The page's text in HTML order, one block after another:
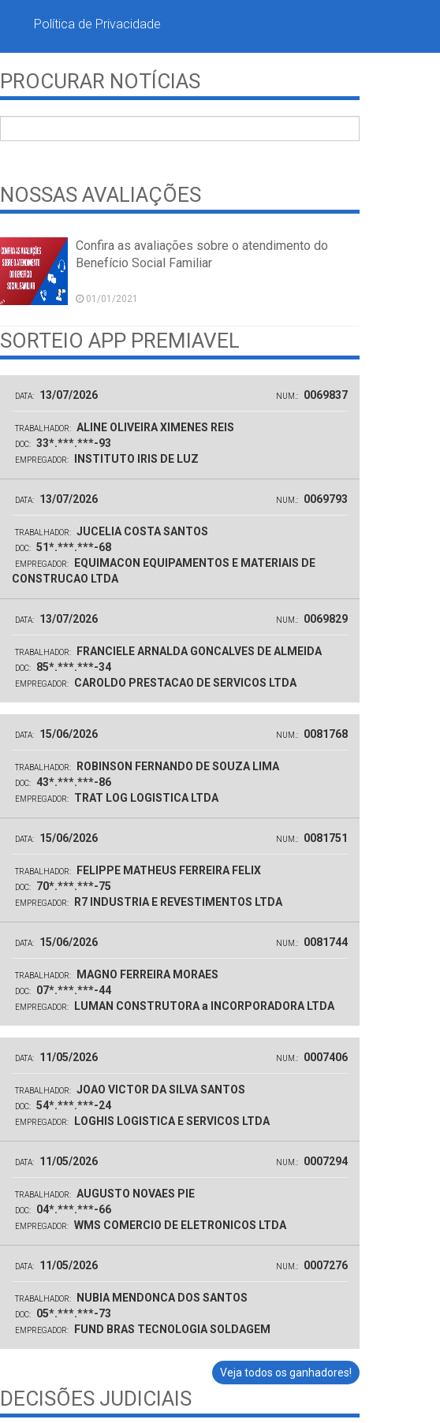
Política de Privacidade
PROCURAR NOTÍCIAS
NOSSAS AVALIAÇÕES
Confira as avaliações sobre o atendimento do
Benefício Social Familiar
01/01/2021
SORTEIO APP PREMIAVEL
DATA: 13/07/2026 NUM.: 0069837
TRABALHADOR: ALINE OLIVEIRA XIMENES REIS
DOC: 33*.***.***-93
EMPREGADOR: INSTITUTO IRIS DE LUZ
DATA: 13/07/2026 NUM.: 0069793
TRABALHADOR: JUCELIA COSTA SANTOS
DOC: 51*.***.***-68
EMPREGADOR:
EQUIMACON EQUIPAMENTOS E MATERIAIS DE
CONSTRUCAO LTDA
DATA: 13/07/2026 NUM.: 0069829
TRABALHADOR: FRANCIELE ARNALDA GONCALVES DE ALMEIDA
DOC: 85*.***.***-34
EMPREGADOR: CAROLDO PRESTACAO DE SERVICOS LTDA
DATA: 15/06/2026 NUM.: 0081768
TRABALHADOR: ROBINSON FERNANDO DE SOUZA LIMA
DOC: 43*.***.***-86
EMPREGADOR: TRAT LOG LOGISTICA LTDA
DATA: 15/06/2026 NUM.: 0081751
TRABALHADOR: FELIPPE MATHEUS FERREIRA FELIX
DOC: 70*.***.***-75
EMPREGADOR: R7 INDUSTRIA E REVESTIMENTOS LTDA
DATA: 15/06/2026 NUM.: 0081744
TRABALHADOR: MAGNO FERREIRA MORAES
DOC: 07*.***.***-44
EMPREGADOR: LUMAN CONSTRUTORA a INCORPORADORA LTDA
DATA: 11/05/2026 NUM.: 0007406
TRABALHADOR: JOAO VICTOR DA SILVA SANTOS
DOC: 54*.***.***-24
EMPREGADOR: LOGHIS LOGISTICA E SERVICOS LTDA
DATA: 11/05/2026 NUM.: 0007294
TRABALHADOR: AUGUSTO NOVAES PIE
DOC: 04*.***.***-66
EMPREGADOR: WMS COMERCIO DE ELETRONICOS LTDA
DATA: 11/05/2026 NUM.: 0007276
TRABALHADOR: NUBIA MENDONCA DOS SANTOS
DOC: 05*.***.***-73
EMPREGADOR: FUND BRAS TECNOLOGIA SOLDAGEM
Veja todos os ganhadores!
DECISÕES JUDICIAIS